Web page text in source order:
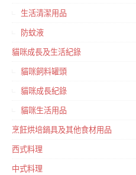
生活清潔用品
防蚊液
貓咪成長及生活紀錄
貓咪飼料罐頭
貓咪成長紀錄
貓咪生活用品
烹飪烘培鍋具及其他食材用品
西式料理
中式料理